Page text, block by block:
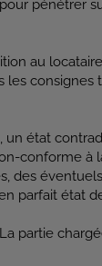
pénétrer
au
consignes
un état
conforme à
des
parfait état